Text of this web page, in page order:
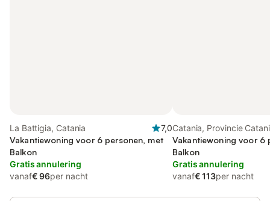
La Battigia, Catania
7,0
Vakantiewoning voor 6 personen, met
Balkon
Gratis annulering
vanaf€ 96per nacht
Catania, Provincie
Vakantiewoning voor 6
Balkon
Gratis annulering
vanaf€ 113per nacht